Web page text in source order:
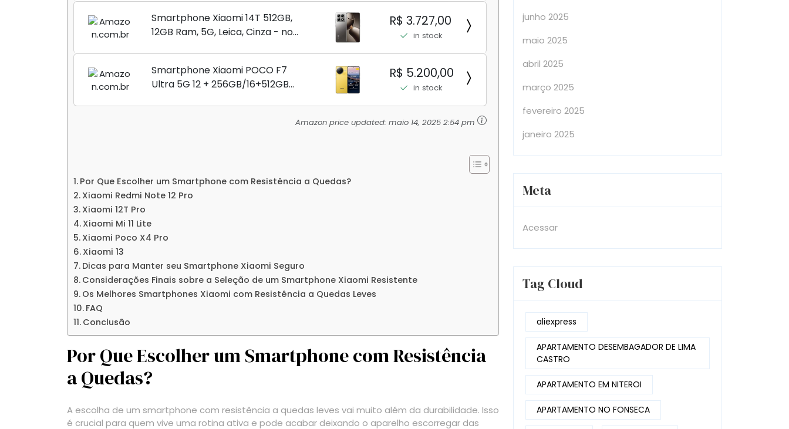
Smartphone Xiaomi 14T 512GB,
12GB Ram, 5G, Leica, Cinza - no
R$ 3.727,00
in stock
Smartphone Xiaomi POCO F7
Ultra 5G 12 + 256GB/16+512GB
R$ 5.200,00
in stock
Amazon price updated: maio 14, 2025 2:54 pm
Por Que Escolher um Smartphone com Resistência a Quedas?
Xiaomi Redmi Note 12 Pro
Xiaomi 12T Pro
Xiaomi Mi 11 Lite
Xiaomi Poco X4 Pro
Xiaomi 13
Dicas para Manter seu Smartphone Xiaomi Seguro
Considerações Finais sobre a Seleção de um Smartphone Xiaomi Resistente
Os Melhores Smartphones Xiaomi com Resistência a Quedas Leves
FAQ
Conclusão
Por Que Escolher um Smartphone com Resistência
a Quedas?
A escolha de um smartphone com resistência a quedas leves vai muito além da durabilidade. Isso
é crucial para quem vive uma rotina ativa e pode acabar deixando o aparelho escorregar das
junho 2025
maio 2025
abril 2025
março 2025
fevereiro 2025
janeiro 2025
Meta
Acessar
Tag Cloud
aliexpress
APARTAMENTO DESEMBAGADOR DE LIMA
CASTRO
APARTAMENTO EM NITEROI
APARTAMENTO NO FONSECA